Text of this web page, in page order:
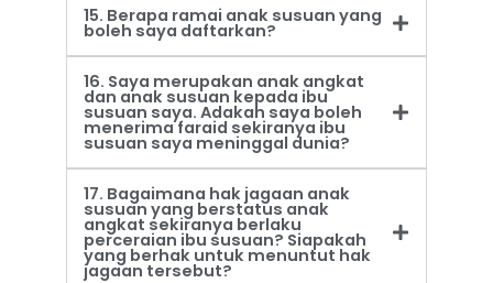
15. Berapa ramai anak susuan yang
boleh saya daftarkan?
16. Saya merupakan anak angkat
dan anak susuan kepada ibu
susuan saya. Adakah saya boleh
menerima faraid sekiranya ibu
susuan saya meninggal dunia?
17. Bagaimana hak jagaan anak
susuan yang berstatus anak
angkat sekiranya berlaku
perceraian ibu susuan? Siapakah
yang berhak untuk menuntut hak
jagaan tersebut?